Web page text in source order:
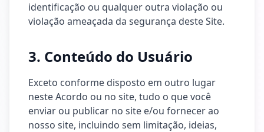
identificação ou qualquer outra violação ou
violação ameaçada da segurança deste Site.
3. Conteúdo do Usuário
Exceto conforme disposto em outro lugar
neste Acordo ou no site, tudo o que você
enviar ou publicar no site e/ou fornecer ao
nosso site, incluindo sem limitação, ideias,